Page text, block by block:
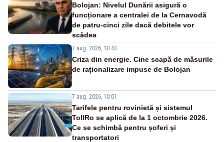
Bolojan: Nivelul Dunării asigură o
funcționare a centralei de la Cernavodă
de patru-cinci zile dacă debitele vor
scădea
7 aug. 2026, 10:43
Criza din energie. Cine scapă de măsurile
de raționalizare impuse de Bolojan
7 aug. 2026, 10:01
Tarifele pentru rovinietă și sistemul
TollRo se aplică de la 1 octombrie 2026.
Ce se schimbă pentru șoferi și
transportatori